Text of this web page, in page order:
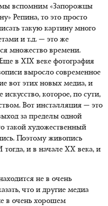
мы вспомним «Запорожцы
Репина, то это просто
такую картину много
и т.д. — это же
множество времени.
в XIX веке фотография
выросло современное
вот этих новых медиа, и
которое, по сути,
Вот инсталляция — это
за пределы одной
такой художественный
Поэтому живопись
и в начале XX века, и
не в очень
что и другие медиа
в очень хорошем